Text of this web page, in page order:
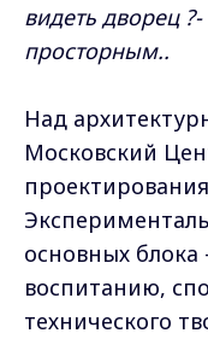
видеть дворец
просторным..
Над
Московский
основных
воспитанию,
технического